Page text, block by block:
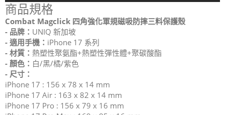
商品規格
Combat Magclick 四角強化軍規磁吸防摔三料保護殼
- 品牌： UNIQ 新加坡
- 適用手機： iPhone 17 系列
- 材質： 熱塑性聚氨酯+熱塑性彈性體+聚碳酸酯
- 顏色： 白/黑/橘/紫色
- 尺寸：
iPhone 17 : 156 x 78 x 14 mm
iPhone 17 Air : 163 x 82 x 14 mm
iPhone 17 Pro : 156 x 79 x 16 mm